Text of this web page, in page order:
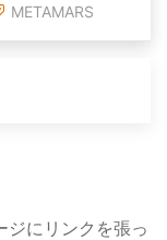
METAMARS
ジにリンクを張っ